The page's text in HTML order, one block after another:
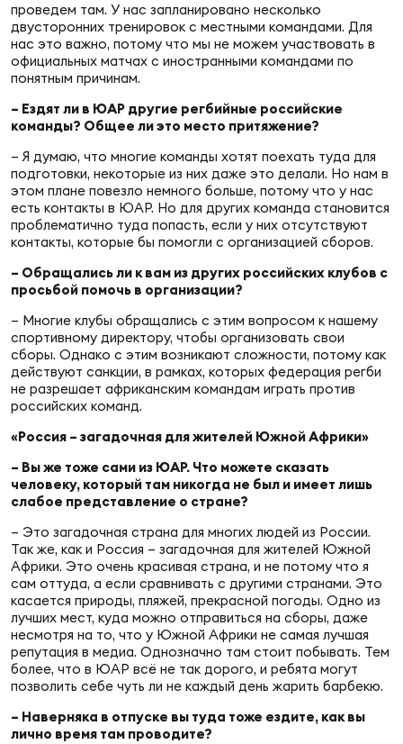
проведем там. У нас запланировано несколько
двусторонних тренировок с местными командами. Для
нас это важно, потому что мы не можем участвовать в
официальных матчах с иностранными командами по
понятным причинам.
– Ездят ли в ЮАР другие регбийные российские
команды? Общее ли это место притяжение?
– Я думаю, что многие команды хотят поехать туда для
подготовки, некоторые из них даже это делали. Но нам в
этом плане повезло немного больше, потому что у нас
есть контакты в ЮАР. Но для других команда становится
проблематично туда попасть, если у них отсутствуют
контакты, которые бы помогли с организацией сборов.
– Обращались ли к вам из других российских клубов с
просьбой помочь в организации?
– Многие клубы обращались с этим вопросом к нашему
спортивному директору, чтобы организовать свои
сборы. Однако с этим возникают сложности, потому как
действуют санкции, в рамках, которых федерация регби
не разрешает африканским командам играть против
российских команд.
«Россия – загадочная для жителей Южной Африки»
– Вы же тоже сами из ЮАР. Что можете сказать
человеку, который там никогда не был и имеет лишь
слабое представление о стране?
– Это загадочная страна для многих людей из России.
Так же, как и Россия – загадочная для жителей Южной
Африки. Это очень красивая страна, и не потому что я
сам оттуда, а если сравнивать с другими странами. Это
касается природы, пляжей, прекрасной погоды. Одно из
лучших мест, куда можно отправиться на сборы, даже
несмотря на то, что у Южной Африки не самая лучшая
репутация в медиа. Однозначно там стоит побывать. Тем
более, что в ЮАР всё не так дорого, и ребята могут
позволить себе чуть ли не каждый день жарить барбекю.
– Наверняка в отпуске вы туда тоже ездите, как вы
лично время там проводите?